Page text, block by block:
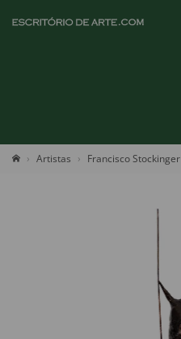
Artistas Francisco Stockinger